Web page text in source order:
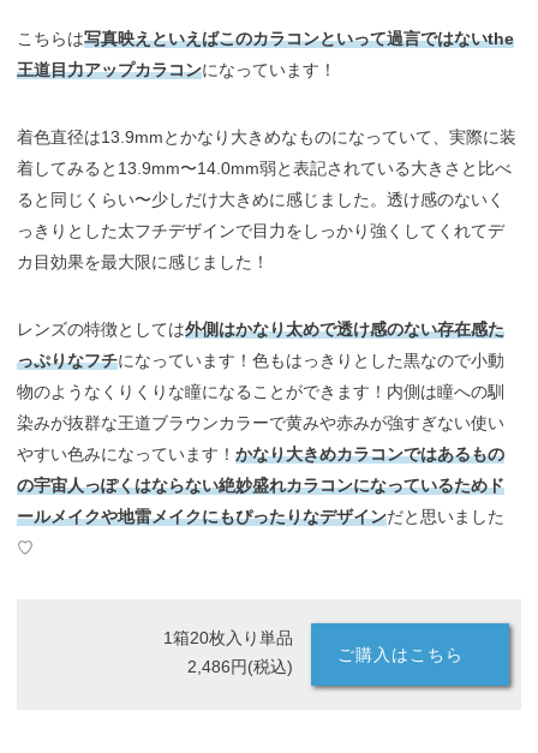
こちらは写真映えといえばこのカラコンといって過言ではないthe
王道目力アップカラコンになっています！
着色直径は13.9mmとかなり大きめなものになっていて、実際に装
着してみると13.9mm〜14.0mm弱と表記されている大きさと比べ
ると同じくらい〜少しだけ大きめに感じました。透け感のないく
っきりとした太フチデザインで目力をしっかり強くしてくれてデ
カ目効果を最大限に感じました！
レンズの特徴としては外側はかなり太めで透け感のない存在感た
っぷりなフチになっています！色もはっきりとした黒なので小動
物のようなくりくりな瞳になることができます！内側は瞳への馴
染みが抜群な王道ブラウンカラーで黄みや赤みが強すぎない使い
やすい色みになっています！かなり大きめカラコンではあるもの
の宇宙人っぽくはならない絶妙盛れカラコンになっているためド
ールメイクや地雷メイクにもぴったりなデザインだと思いました
♡
1箱20枚入り単品
2,486円(税込)
ご購入はこちら